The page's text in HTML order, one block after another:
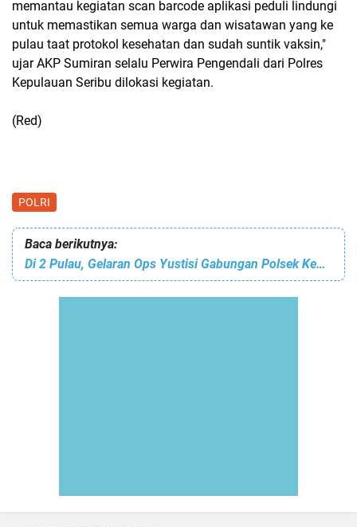
memantau kegiatan scan barcode aplikasi peduli lindungi
untuk memastikan semua warga dan wisatawan yang ke
pulau taat protokol kesehatan dan sudah suntik vaksin,"
ujar AKP Sumiran selalu Perwira Pengendali dari Polres
Kepulauan Seribu dilokasi kegiatan.
(Red)
POLRI
Baca berikutnya:
Di 2 Pulau, Gelaran Ops Yustisi Gabungan Polsek Kepulauan Seribu Selatan Jaring 5 Pelanggar ProKes